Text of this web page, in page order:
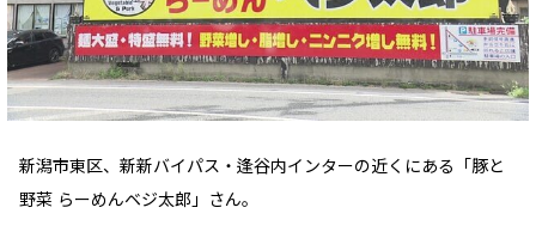
新潟市東区、新新バイパス・逢谷内インターの近くにある「豚と
野菜 らーめんベジ太郎」さん。